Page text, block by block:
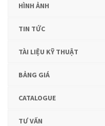
HÌNH ẢNH
TIN TỨC
TÀI LIỆU KỸ THUẬT
BẢNG GIÁ
CATALOGUE
TƯ VẤN